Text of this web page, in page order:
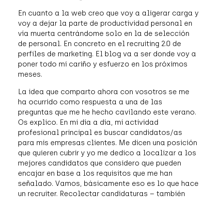
En cuanto a la web creo que voy a aligerar carga y
voy a dejar la parte de productividad personal en
vía muerta centrándome solo en la de selección
de personal. En concreto en el recruiting 2.0 de
perfiles de marketing. El blog va a ser donde voy a
poner todo mi cariño y esfuerzo en los próximos
meses.
La idea que comparto ahora con vosotros se me
ha ocurrido como respuesta a una de las
preguntas que me he hecho cavilando este verano.
Os explico. En mi día a día, mi actividad
profesional principal es buscar candidatos/as
para mis empresas clientes. Me dicen una posición
que quieren cubrir y yo me dedico a localizar a los
mejores candidatos que considero que pueden
encajar en base a los requisitos que me han
señalado. Vamos, básicamente eso es lo que hace
un recruiter. Recolectar candidaturas – también